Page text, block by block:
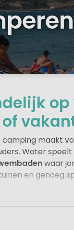
camping maakt
Water
waar
en genoeg
voor jonge
kinderen